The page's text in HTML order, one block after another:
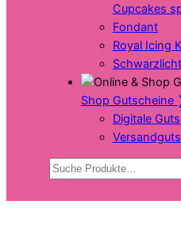
Cupcakes
Fondant
Royal Icing
Shop Gutscheine
Digitale
Suchen